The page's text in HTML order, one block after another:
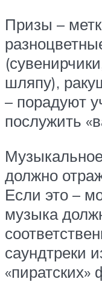
Призы –
шляпу),
– порадуют
послужить
должно
Если это –
музыка
саундтреки